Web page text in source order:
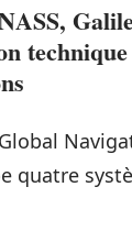
technique
quatre